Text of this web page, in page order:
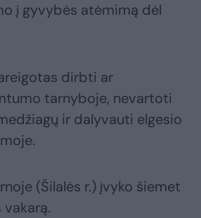
į gyvybės atėmimą dėl
dirbti ar
tarnyboje, nevartoti
ir dalyvauti elgesio
(Šilalės r.) įvyko šiemet